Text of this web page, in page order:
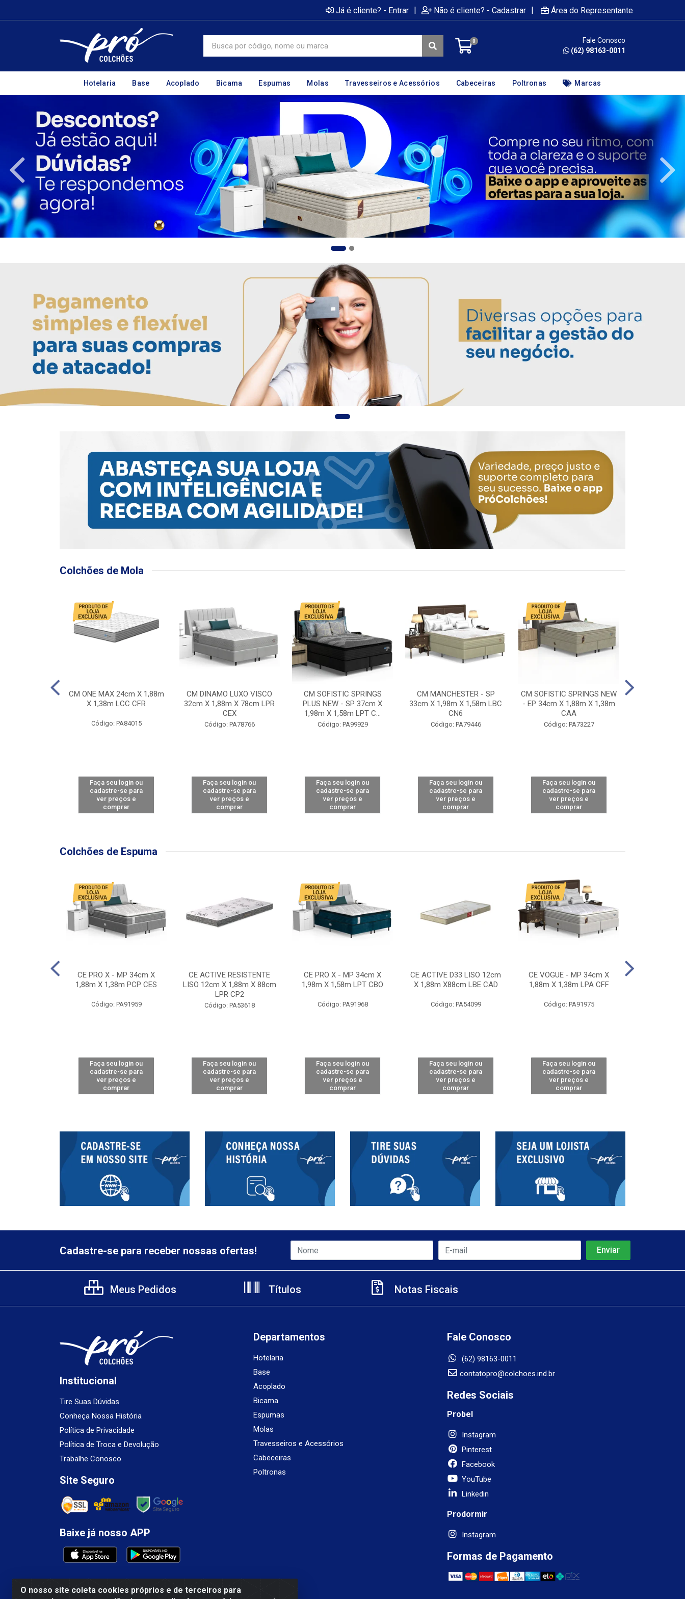
Já é cliente? - Entrar | Não é cliente? - Cadastrar | Área do Representante
0
Fale Conosco
(62) 98163-0011
Hotelaria Base Acoplado Bicama Espumas Molas Travesseiros e Acessórios Cabeceiras Poltronas Marcas
Colchões de Mola
CM ONE MAX 24cm X 1,88m
X 1,38m LCC CFR
Código: PA84015
Faça seu login ou
cadastre-se para
ver preços e
comprar
CM DINAMO LUXO VISCO
32cm X 1,88m X 78cm LPR
CEX
Código: PA78766
Faça seu login ou
cadastre-se para
ver preços e
comprar
CM SOFISTIC SPRINGS
PLUS NEW - SP 37cm X
1,98m X 1,58m LPT C...
Código: PA99929
Faça seu login ou
cadastre-se para
ver preços e
comprar
CM MANCHESTER - SP
33cm X 1,98m X 1,58m LBC
CN6
Código: PA79446
Faça seu login ou
cadastre-se para
ver preços e
comprar
CM SOFISTIC SPRINGS NEW
- EP 34cm X 1,88m X 1,38m
CAA
Código: PA73227
Faça seu login ou
cadastre-se para
ver preços e
comprar
Colchões de Espuma
CE PRO X - MP 34cm X
1,88m X 1,38m PCP CES
Código: PA91959
Faça seu login ou
cadastre-se para
ver preços e
comprar
CE ACTIVE RESISTENTE
LISO 12cm X 1,88m X 88cm
LPR CP2
Código: PA53618
Faça seu login ou
cadastre-se para
ver preços e
comprar
CE PRO X - MP 34cm X
1,98m X 1,58m LPT CBO
Código: PA91968
Faça seu login ou
cadastre-se para
ver preços e
comprar
CE ACTIVE D33 LISO 12cm
X 1,88m X88cm LBE CAD
Código: PA54099
Faça seu login ou
cadastre-se para
ver preços e
comprar
CE VOGUE - MP 34cm X
1,88m X 1,38m LPA CFF
Código: PA91975
Faça seu login ou
cadastre-se para
ver preços e
comprar
O nosso site coleta cookies próprios e de terceiros para
Cadastre-se para receber nossas ofertas!
Meus Pedidos Títulos Notas Fiscais
Institucional
Tire Suas Dúvidas
Conheça Nossa História
Política de Privacidade
Política de Troca e Devolução
Trabalhe Conosco
Site Seguro
Baixe já nosso APP
Departamentos
Hotelaria
Base
Acoplado
Bicama
Espumas
Molas
Travesseiros e Acessórios
Cabeceiras
Poltronas
Fale Conosco
(62) 98163-0011
contatopro@colchoes.ind.br
Redes Sociais
Probel
Instagram
Pinterest
Facebook
YouTube
Linkedin
Prodormir
Instagram
Formas de Pagamento